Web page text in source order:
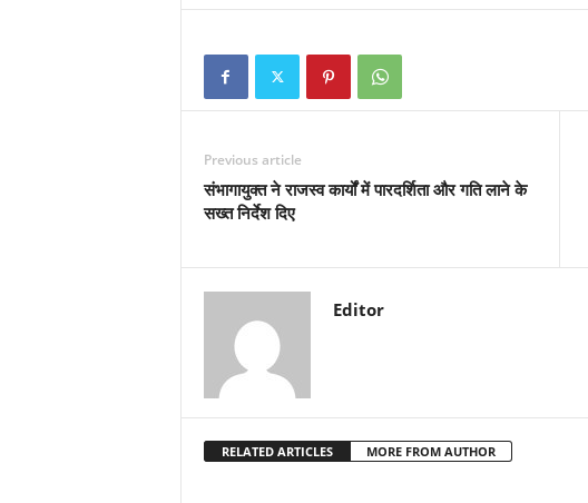
Previous article
संभागायुक्त ने राजस्व कार्यों में पारदर्शिता और गति लाने के
सख्त निर्देश दिए
Editor
RELATED ARTICLES MORE FROM AUTHOR